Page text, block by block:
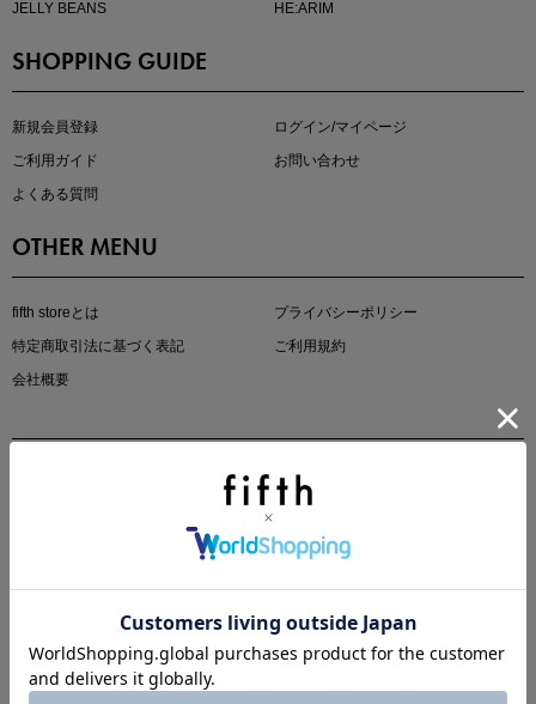
真夏のオフィスカジュアル
夏の即戦力ワンピ
JELLY BEANS
HE:ARIM
SHOPPING GUIDE
新規会員登録
ログイン/マイページ
ご利用ガイド
お問い合わせ
よくある質問
OTHER MENU
fifth storeとは
プライバシーポリシー
特定商取引法に基づく表記
ご利用規約
会社概要